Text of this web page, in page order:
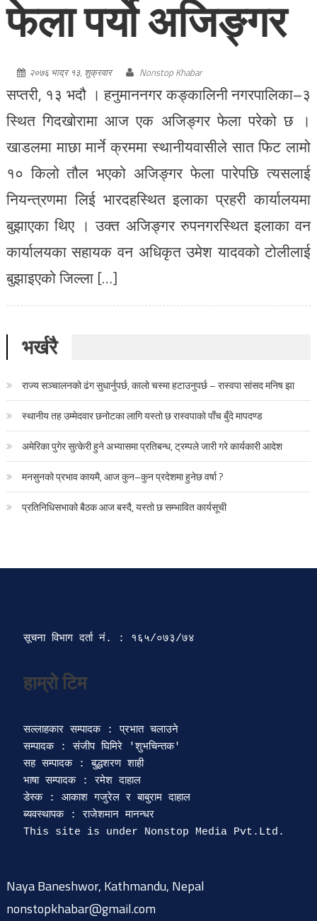
फेला पर्यो अजिङ्गर
२०७६ भाद्र १३, शुक्रवार Nonstop Khabar
सप्तरी, १३ भदौ । हनुमाननगर कङ्कालिनी नगरपालिका–३
स्थित गिदखोरामा आज एक अजिङ्गर फेला परेको छ ।
खाडलमा माछा मार्ने क्रममा स्थानीयवासीले सात फिट लामो
१० किलो तौल भएको अजिङ्गर फेला पारेपछि त्यसलाई
नियन्त्रणमा लिई भारदहस्थित इलाका प्रहरी कार्यालयमा
बुझाएका थिए । उक्त अजिङ्गर रुपनगरस्थित इलाका वन
कार्यालयका सहायक वन अधिकृत उमेश यादवको टोलीलाई
बुझाइएको जिल्ला […]
भर्खरै
राज्य सञ्चालनको ढंग सुधार्नुपर्छ, कालो चस्मा हटाउनुपर्छ – रास्वपा सांसद मनिष झा
स्थानीय तह उम्मेदवार छनोटका लागि यस्तो छ रास्वपाको पाँच बुँदे मापदण्ड
अमेरिका पुगेर सुत्केरी हुने अभ्यासमा प्रतिबन्ध, ट्रम्पले जारी गरे कार्यकारी आदेश
मनसुनको प्रभाव कायमै, आज कुन–कुन प्रदेशमा हुनेछ वर्षा ?
प्रतिनिधिसभाको बैठक आज बस्दै, यस्तो छ सम्भावित कार्यसूची
सूचना विभाग दर्ता‍ नं. : १६५/०७३/७४
हाम्रो टिम
सल्लाहकार सम्पादक : प्रभात चलाउने
सम्पादक : संजीप घिमिरे 'शुभचिन्तक'
सह सम्पादक : बुद्धशरण शाही
भाषा सम्पादक : रमेश दाहाल
डेस्क : आकाश गजुरेल र बाबुराम दाहाल
ब्यवस्थापक : राजेशमान मानन्धर
Naya Baneshwor, Kathmandu, Nepal
nonstopkhabar@gmail.com